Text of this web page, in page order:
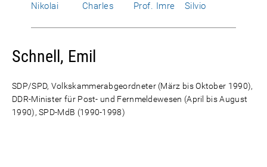
Nikolai
Charles
Prof. Imre
Silvio
Schnell, Emil
SDP/SPD, Volkskammerabgeordneter (März bis Oktober 1990),
DDR-Minister für Post- und Fernmeldewesen (April bis August
1990), SPD-MdB (1990-1998)